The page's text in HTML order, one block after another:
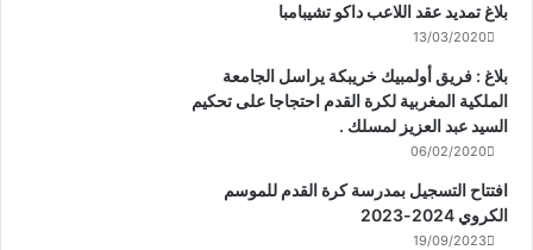
بلاغ تمديد عقد اللاعب داكو تشيبامبا
13/03/2020
بلاغ : فريق أولمبيك خريبكة يراسل الجامعة
الملكية المغربية لكرة القدم احتجاجا على تحكيم
السيد عبد العزيز لمسلك .
06/02/2020
افتتاح التسجيل بمدرسة كرة القدم للموسم
الكروي 2024-2023
19/09/2023